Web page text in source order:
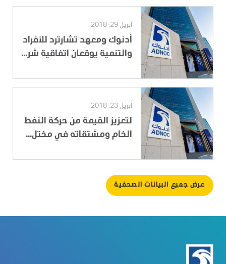
أبريل 29, 2018
أدنوك ومعهد تشارترد للأفراد
والتنمية يوقعان اتفاقية شر...
أبريل 23, 2018
لتعزيز القيمة من حركة النفط
الخام ومشتقاته في مختل...
عرض جميع البيانات الصحفية